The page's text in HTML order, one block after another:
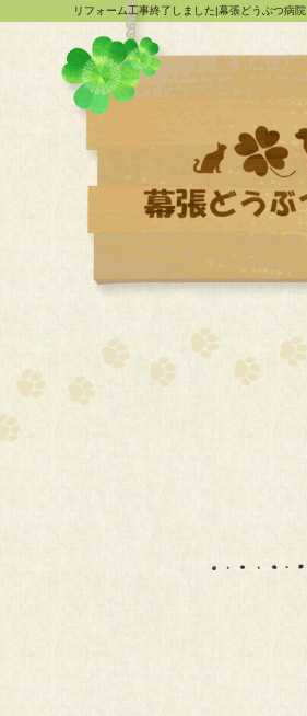
リフォーム工事終了しました|幕張どうぶつ病院